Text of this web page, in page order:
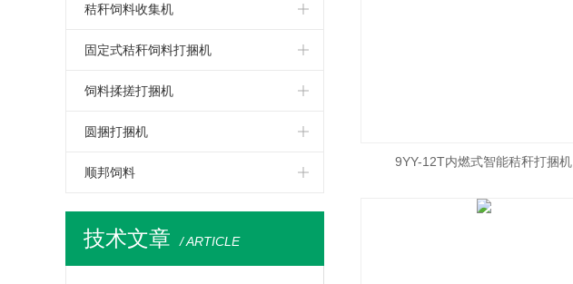
秸秆饲料收集机
固定式秸秆饲料打捆机
饲料揉搓打捆机
圆捆打捆机
顺邦饲料
技术文章 / ARTICLE
9YY-12T内燃式智能秸秆打捆机